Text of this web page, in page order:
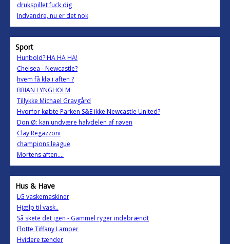
drukspillet fuck dig
Indvandre, nu er det nok
Sport
Hunbold? HA HA HA!
Chelsea - Newcastle?
hvem få klø i aften ?
BRIAN LYNGHOLM
Tillykke Michael Gravgård
Hvorfor købte Parken S&E ikke Newcastle United?
Don Ø: kan undvære halvdelen af røven
Clay Regazzoni
champions league
Mortens aften....
Hus & Have
LG vaskemaskiner
Hjælp til vask..
Så skete det igen - Gammel ryger indebrændt
Flotte Tiffany Lamper
Hvidere tænder